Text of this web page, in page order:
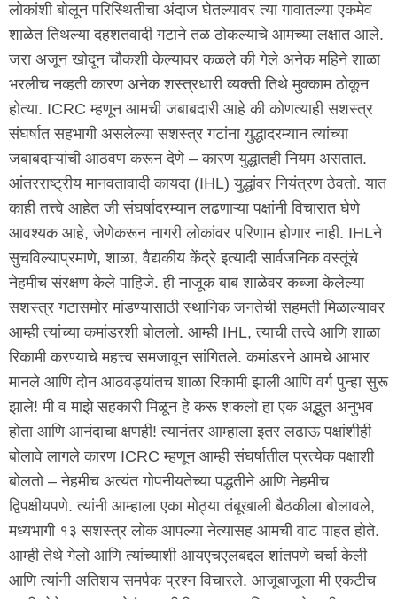
लोकांशी बोलून परिस्थितीचा अंदाज घेतल्यावर त्या गावातल्या एकमेव
शाळेत तिथल्या दहशतवादी गटाने तळ ठोकल्याचे आमच्या लक्षात आले.
जरा अजून खोदून चौकशी केल्यावर कळले की गेले अनेक महिने शाळा
भरलीच नव्हती कारण अनेक शस्त्रधारी व्यक्ती तिथे मुक्काम ठोकून
होत्या. ICRC म्हणून आमची जबाबदारी आहे की कोणत्याही सशस्त्र
संघर्षात सहभागी असलेल्या सशस्त्र गटांना युद्धादरम्यान त्यांच्या
जबाबदाऱ्यांची आठवण करून देणे – कारण युद्धातही नियम असतात.
आंतरराष्ट्रीय मानवतावादी कायदा (IHL) युद्धांवर नियंत्रण ठेवतो. यात
काही तत्त्वे आहेत जी संघर्षादरम्यान लढणाऱ्या पक्षांनी विचारात घेणे
आवश्यक आहे, जेणेकरून नागरी लोकांवर परिणाम होणार नाही. IHLने
सुचविल्याप्रमाणे, शाळा, वैद्यकीय केंद्रे इत्यादी सार्वजनिक वस्तूंचे
नेहमीच संरक्षण केले पाहिजे. ही नाजूक बाब शाळेवर कब्जा केलेल्या
सशस्त्र गटासमोर मांडण्यासाठी स्थानिक जनतेची सहमती मिळाल्यावर
आम्ही त्यांच्या कमांडरशी बोललो. आम्ही IHL, त्याची तत्त्वे आणि शाळा
रिकामी करण्याचे महत्त्व समजावून सांगितले. कमांडरने आमचे आभार
मानले आणि दोन आठवड्यांतच शाळा रिकामी झाली आणि वर्ग पुन्हा सुरू
झाले! मी व माझे सहकारी मिळून हे करू शकलो हा एक अद्भुत अनुभव
होता आणि आनंदाचा क्षणही! त्यानंतर आम्हाला इतर लढाऊ पक्षांशीही
बोलावे लागले कारण ICRC म्हणून आम्ही संघर्षातील प्रत्येक पक्षाशी
बोलतो – नेहमीच अत्यंत गोपनीयतेच्या पद्धतीने आणि नेहमीच
द्विपक्षीयपणे. त्यांनी आम्हाला एका मोठ्या तंबूखाली बैठकीला बोलावले,
मध्यभागी १३ सशस्त्र लोक आपल्या नेत्यासह आमची वाट पाहत होते.
आम्ही तेथे गेलो आणि त्यांच्याशी आयएचएलबद्दल शांतपणे चर्चा केली
आणि त्यांनी अतिशय समर्पक प्रश्न विचारले. आजूबाजूला मी एकटीच